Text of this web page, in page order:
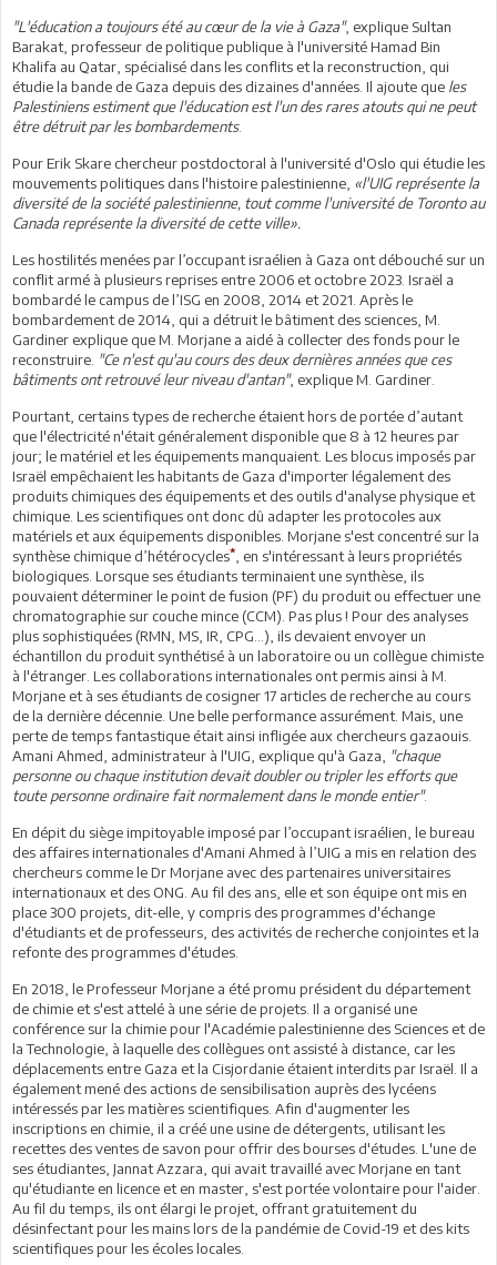
"L'éducation a toujours été au cœur de la vie à Gaza", explique Sultan
Barakat, professeur de politique publique à l'université Hamad Bin
Khalifa au Qatar, spécialisé dans les conflits et la reconstruction, qui
étudie la bande de Gaza depuis des dizaines d'années. Il ajoute que les
Palestiniens estiment que l'éducation est l'un des rares atouts qui ne peut
être détruit par les bombardements.
Pour Erik Skare chercheur postdoctoral à l'université d'Oslo qui étudie les
mouvements politiques dans l'histoire palestinienne, «l'UIG représente la
diversité de la société palestinienne, tout comme l'université de Toronto au
Canada représente la diversité de cette ville».
Les hostilités menées par l’occupant israélien à Gaza ont débouché sur un
conflit armé à plusieurs reprises entre 2006 et octobre 2023. Israël a
bombardé le campus de l’ISG en 2008, 2014 et 2021. Après le
bombardement de 2014, qui a détruit le bâtiment des sciences, M.
Gardiner explique que M. Morjane a aidé à collecter des fonds pour le
reconstruire. "Ce n'est qu'au cours des deux dernières années que ces
bâtiments ont retrouvé leur niveau d'antan", explique M. Gardiner.
Pourtant, certains types de recherche étaient hors de portée d’autant
que l'électricité n'était généralement disponible que 8 à 12 heures par
jour; le matériel et les équipements manquaient. Les blocus imposés par
Israël empêchaient les habitants de Gaza d'importer légalement des
produits chimiques des équipements et des outils d'analyse physique et
chimique. Les scientifiques ont donc dû adapter les protocoles aux
matériels et aux équipements disponibles. Morjane s'est concentré sur la
synthèse chimique d’hétérocycles*
, en s'intéressant à leurs propriétés
biologiques. Lorsque ses étudiants terminaient une synthèse, ils
pouvaient déterminer le point de fusion (PF) du produit ou effectuer une
chromatographie sur couche mince (CCM). Pas plus ! Pour des analyses
plus sophistiquées (RMN, MS, IR, CPG…), ils devaient envoyer un
échantillon du produit synthétisé à un laboratoire ou un collègue chimiste
à l'étranger. Les collaborations internationales ont permis ainsi à M.
Morjane et à ses étudiants de cosigner 17 articles de recherche au cours
de la dernière décennie. Une belle performance assurément. Mais, une
perte de temps fantastique était ainsi infligée aux chercheurs gazaouis.
Amani Ahmed, administrateur à l'UIG, explique qu'à Gaza,
"chaque
personne ou chaque institution devait doubler ou tripler les efforts que
toute personne ordinaire fait normalement dans le monde entier".
En dépit du siège impitoyable imposé par l’occupant israélien, le bureau
des affaires internationales d'Amani Ahmed à l’UIG a mis en relation des
chercheurs comme le Dr Morjane avec des partenaires universitaires
internationaux et des ONG. Au fil des ans, elle et son équipe ont mis en
place 300 projets, dit-elle, y compris des programmes d'échange
d'étudiants et de professeurs, des activités de recherche conjointes et la
refonte des programmes d'études.
En 2018, le Professeur Morjane a été promu président du département
de chimie et s'est attelé à une série de projets. Il a organisé une
conférence sur la chimie pour l'Académie palestinienne des Sciences et de
la Technologie, à laquelle des collègues ont assisté à distance, car les
déplacements entre Gaza et la Cisjordanie étaient interdits par Israël. Il a
également mené des actions de sensibilisation auprès des lycéens
intéressés par les matières scientifiques. Afin d'augmenter les
inscriptions en chimie, il a créé une usine de détergents, utilisant les
recettes des ventes de savon pour offrir des bourses d'études. L'une de
ses étudiantes, Jannat Azzara, qui avait travaillé avec Morjane en tant
qu'étudiante en licence et en master, s'est portée volontaire pour l'aider.
Au fil du temps, ils ont élargi le projet, offrant gratuitement du
désinfectant pour les mains lors de la pandémie de Covid-19 et des kits
scientifiques pour les écoles locales.